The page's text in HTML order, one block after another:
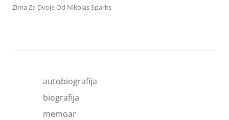
Zima Za Dvoje Od Nikolas Sparks
autobiografija
biografija
memoar